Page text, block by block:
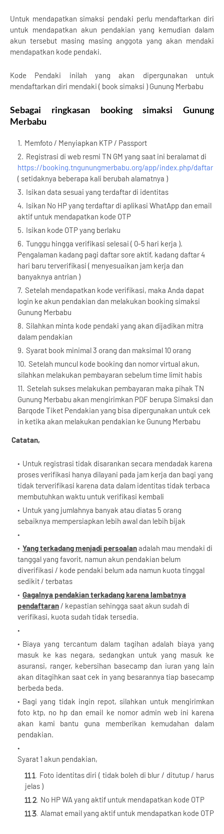
Untuk mendapatkan simaksi pendaki perlu mendaftarkan diri
untuk mendapatkan akun pendakian yang kemudian dalam
akun tersebut masing masing anggota yang akan mendaki
mendapatkan kode pendaki.
Kode Pendaki inilah yang akan dipergunakan untuk
mendaftarkan diri mendaki ( book simaksi ) Gunung Merbabu
Sebagai ringkasan booking simaksi Gunung
Merbabu
Memfoto / Menyiapkan KTP / Passport
Registrasi di web resmi TN GM yang saat ini beralamat di
https://booking.tngunungmerbabu.org/app/index.php/daftar
( setidaknya beberapa kali berubah alamatnya )
Isikan data sesuai yang terdaftar di identitas
Isikan No HP yang terdaftar di aplikasi WhatApp dan email
aktif untuk mendapatkan kode OTP
Isikan kode OTP yang berlaku
Tunggu hingga verifikasi selesai ( 0-5 hari kerja ).
Pengalaman kadang pagi daftar sore aktif, kadang daftar 4
hari baru terverifikasi ( menyesuaikan jam kerja dan
banyaknya antrian )
Setelah mendapatkan kode verifikasi, maka Anda dapat
login ke akun pendakian dan melakukan booking simaksi
Gunung Merbabu
Silahkan minta kode pendaki yang akan dijadikan mitra
dalam pendakian
Syarat book minimal 3 orang dan maksimal 10 orang
Setelah muncul kode booking dan nomor virtual akun,
silahkan melakukan pembayaran sebelum time limit habis
Setelah sukses melakukan pembayaran maka pihak TN
Gunung Merbabu akan mengirimkan PDF berupa Simaksi dan
Barqode Tiket Pendakian yang bisa dipergunakan untuk cek
in ketika akan melakukan pendakian ke Gunung Merbabu
Catatan,
Untuk registrasi tidak disarankan secara mendadak karena
proses verifikasi hanya dilayani pada jam kerja dan bagi yang
tidak terverifikasi karena data dalam identitas tidak terbaca
membutuhkan waktu untuk verifikasi kembali
Untuk yang jumlahnya banyak atau diatas 5 orang
sebaiknya mempersiapkan lebih awal dan lebih bijak
Yang terkadang menjadi persoalanadalah mau mendaki di
tanggal yang favorit, namun akun pendakian belum
diverifikasi / kode pendaki belum ada namun kuota tinggal
sedikit / terbatas
Gagalnya pendakian terkadang karena lambatnya
pendaftaran / kepastian sehingga saat akun sudah di
verifikasi, kuota sudah tidak tersedia.
Biaya yang tercantum dalam tagihan adalah biaya yang
masuk ke kas negara, sedangkan untuk yang masuk ke
asuransi, ranger, kebersihan basecamp dan iuran yang lain
akan ditagihkan saat cek in yang besarannya tiap basecamp
berbeda beda.
Bagi yang tidak ingin repot, silahkan untuk mengirimkan
foto ktp, no hp dan email ke nomor admin web ini karena
akan kami bantu guna memberikan kemudahan dalam
pendakian.
Syarat 1 akun pendakian,
Foto identitas diri ( tidak boleh di blur / ditutup / harus
jelas )
No HP WA yang aktif untuk mendapatkan kode OTP
Alamat email yang aktif untuk mendapatkan kode OTP